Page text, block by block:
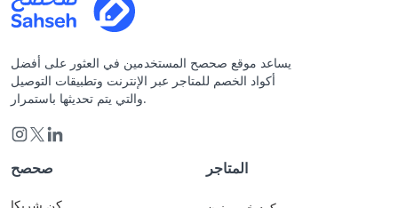
يساعد موقع صحصح المستخدمين في العثور على أفضل
أكواد الخصم للمتاجر عبر الإنترنت وتطبيقات التوصيل
والتي يتم تحديثها باستمرار.
صحصح المتاجر